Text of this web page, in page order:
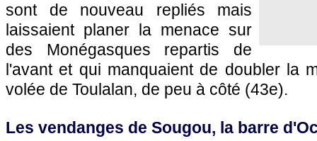
sont de nouveau repliés mais
laissaient planer la menace sur
des Monégasques repartis de
l'avant et qui manquaient de doubler la
volée de Toulalan, de peu à côté (43e).
Les vendanges de Sougou, la barre